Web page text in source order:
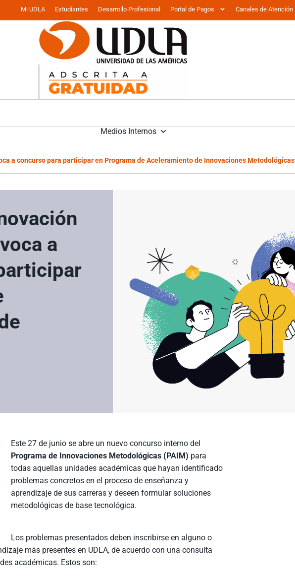
Mi UDLA Estudiantes Desarrollo Profesional Portal de Pagos Canales de Atención
Medios Internos
a concurso para participar en Programa de Aceleramiento de Innovaciones Metodológicas
a
Este 27 de junio se abre un nuevo concurso interno del
Programa de Innovaciones Metodológicas (PAIM) para
todas aquellas unidades académicas que hayan identificado
problemas concretos en el proceso de enseñanza y
aprendizaje de sus carreras y deseen formular soluciones
metodológicas de base tecnológica.
Los problemas presentados deben inscribirse en alguno o
más presentes en UDLA, de acuerdo con una consulta
académicas. Estos son: